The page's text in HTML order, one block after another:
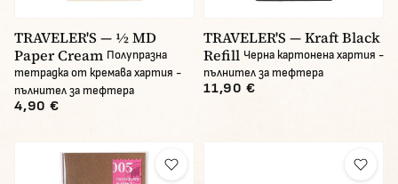
TRAVELER'S — ½ MD
Paper Cream Полупразна
тетрадка от кремава хартия -
пълнител за тефтера
4,90 €
TRAVELER'S — Kraft Black
Refill Черна картонена хартия -
пълнител за тефтера
11,90 €